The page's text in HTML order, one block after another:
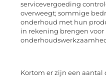
servicevergoeding
overweegt; sommige
onderhoud met hun
in rekening brengen voor
Kortom er zijn een